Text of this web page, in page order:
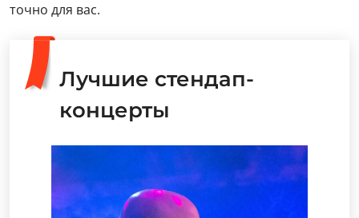
точно для вас.
Лучшие стендап-
концерты